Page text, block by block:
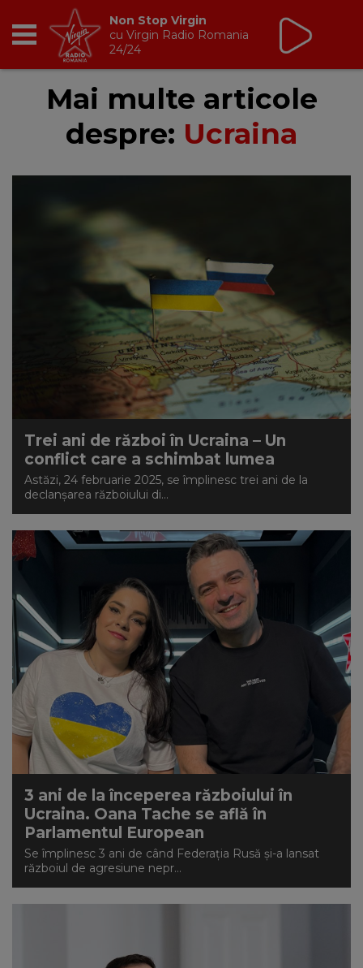
RADIO
BREAKFAST
TIC TALK
DANCEFLOOR CHART
RADIO ACADEMY
CONTUL MEU
Non Stop Virgin
cu Virgin Radio Romania
24/24
Mai multe articole
despre: Ucraina
Trei ani de război în Ucraina – Un
conflict care a schimbat lumea
Astăzi, 24 februarie 2025, se împlinesc trei ani de la
declanșarea războiului di...
3 ani de la începerea războiului în
Ucraina. Oana Tache se află în
Parlamentul European
Se împlinesc 3 ani de când Federația Rusă și-a lansat
războiul de agresiune nepr...